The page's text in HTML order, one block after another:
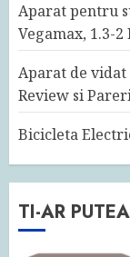
Aparat pentru
Vegamax, 1.3-
Aparat de
Review si
Bicicleta
TI-AR